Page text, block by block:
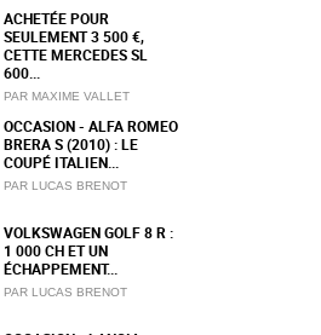
ACHETÉE POUR
SEULEMENT 3 500 €,
CETTE MERCEDES SL
600...
PAR MAXIME VALLET
OCCASION - ALFA ROMEO
BRERA S (2010) : LE
COUPÉ ITALIEN...
PAR LUCAS BRENOT
VOLKSWAGEN GOLF 8 R :
1 000 CH ET UN
ÉCHAPPEMENT...
PAR LUCAS BRENOT